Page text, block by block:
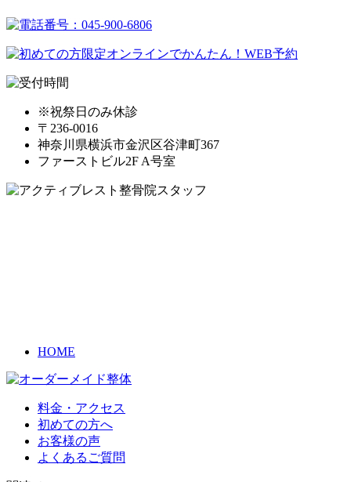
※祝祭日のみ休診
〒236-0016
神奈川県横浜市金沢区谷津町367
ファーストビル2F A号室
HOME
料金・アクセス
初めての方へ
お客様の声
よくあるご質問